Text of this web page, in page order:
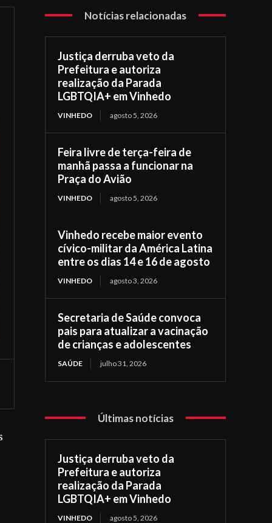
Notícias relacionadas
Justiça derruba veto da
Prefeitura e autoriza
realização da Parada
LGBTQIA+ em Vinhedo
VINHEDO agosto 5, 2026
Feira livre de terça-feira de
manhã passa a funcionar na
Praça do Avião
VINHEDO agosto 5, 2026
Vinhedo recebe maior evento
cívico-militar da América Latina
entre os dias 14 e 16 de agosto
VINHEDO agosto 3, 2026
Secretaria de Saúde convoca
pais para atualizar a vacinação
de crianças e adolescentes
SAÚDE julho 31, 2026
Últimas notícias
Justiça derruba veto da
Prefeitura e autoriza
realização da Parada
LGBTQIA+ em Vinhedo
VINHEDO agosto 5, 2026